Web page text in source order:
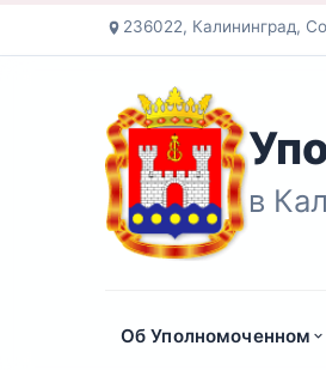
236022, Калининград,
в
Об Уполномоченном